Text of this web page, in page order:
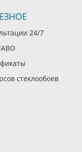
24/7
стеклообоев